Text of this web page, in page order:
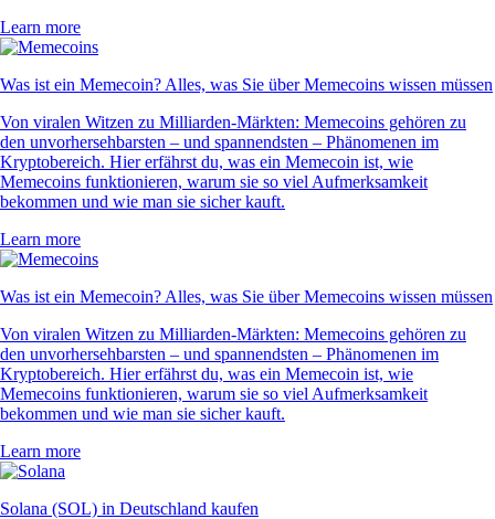
Learn more
Was ist ein Memecoin? Alles, was Sie über Memecoins wissen müssen
Von viralen Witzen zu Milliarden-Märkten: Memecoins gehören zu
den unvorhersehbarsten – und spannendsten – Phänomenen im
Kryptobereich. Hier erfährst du, was ein Memecoin ist, wie
Memecoins funktionieren, warum sie so viel Aufmerksamkeit
bekommen und wie man sie sicher kauft.
Learn more
Was ist ein Memecoin? Alles, was Sie über Memecoins wissen müssen
Von viralen Witzen zu Milliarden-Märkten: Memecoins gehören zu
den unvorhersehbarsten – und spannendsten – Phänomenen im
Kryptobereich. Hier erfährst du, was ein Memecoin ist, wie
Memecoins funktionieren, warum sie so viel Aufmerksamkeit
bekommen und wie man sie sicher kauft.
Learn more
Solana (SOL) in Deutschland kaufen